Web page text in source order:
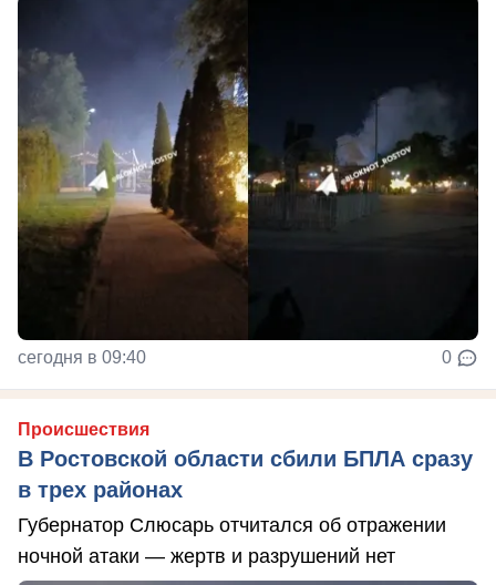
сегодня в 09:40 0
Происшествия
В Ростовской области сбили БПЛА сразу
в трех районах
Губернатор Слюсарь отчитался об отражении
ночной атаки — жертв и разрушений нет